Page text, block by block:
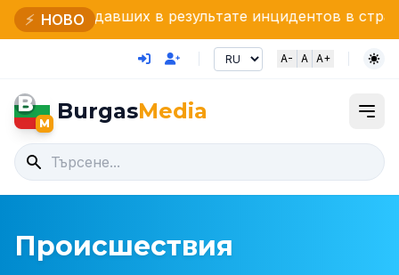
⚡ НОВО
в результате инцидентов в стране
A- A A+
B
M BurgasMedia
Происшествия